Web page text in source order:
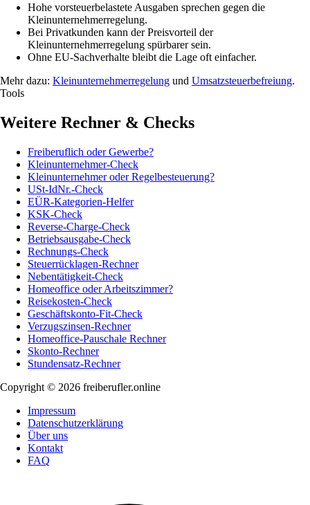
Hohe vorsteuerbelastete Ausgaben sprechen gegen die
Kleinunternehmerregelung.
Bei Privatkunden kann der Preisvorteil der
Kleinunternehmerregelung spürbarer sein.
Ohne EU-Sachverhalte bleibt die Lage oft einfacher.
Mehr dazu: Kleinunternehmerregelung und Umsatzsteuerbefreiung.
Tools
Weitere Rechner & Checks
Freiberuflich oder Gewerbe?
Kleinunternehmer-Check
Kleinunternehmer oder Regelbesteuerung?
USt-IdNr.-Check
EÜR-Kategorien-Helfer
KSK-Check
Reverse-Charge-Check
Betriebsausgabe-Check
Rechnungs-Check
Steuerrücklagen-Rechner
Nebentätigkeit-Check
Homeoffice oder Arbeitszimmer?
Reisekosten-Check
Geschäftskonto-Fit-Check
Verzugszinsen-Rechner
Homeoffice-Pauschale Rechner
Skonto-Rechner
Stundensatz-Rechner
Copyright © 2026 freiberufler.online
Impressum
Datenschutzerklärung
Über uns
Kontakt
FAQ